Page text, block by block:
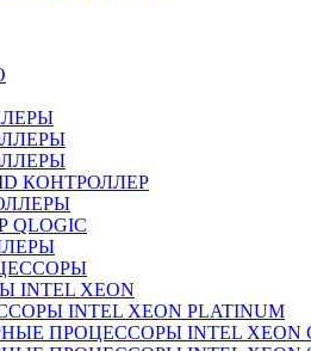
КОНТРОЛЛЕР
INTEL XEON
INTEL XEON PLATINUM
ПРОЦЕССОРЫ INTEL XEON